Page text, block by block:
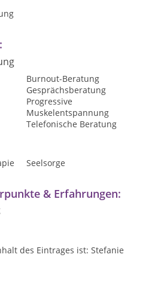
Burnout-Beratung
Gesprächsberatung
Progressive
Muskelentspannung
Telefonische Beratung
Seelsorge
& Erfahrungen:
des Eintrages ist: Stefanie